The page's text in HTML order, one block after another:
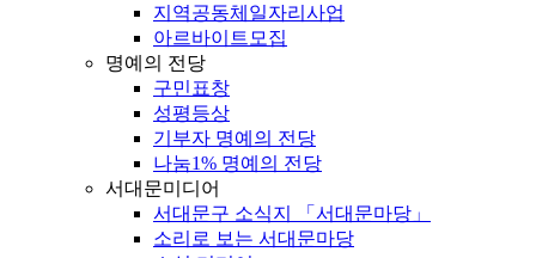
지역공동체일자리사업
아르바이트모집
명예의 전당
구민표창
성평등상
기부자 명예의 전당
나눔1% 명예의 전당
서대문미디어
서대문구 소식지 「서대문마당」
소리로 보는 서대문마당